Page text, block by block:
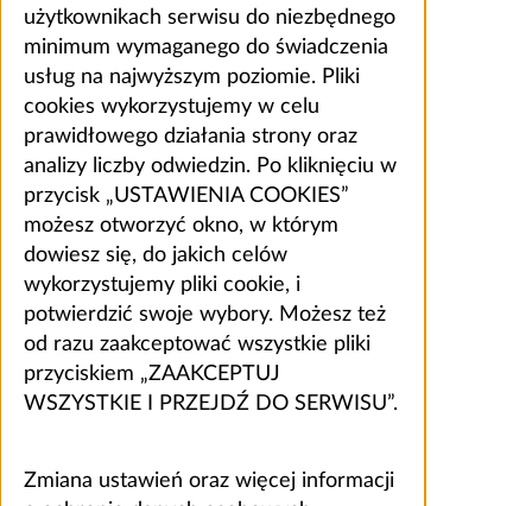
użytkownikach serwisu do niezbędnego
minimum wymaganego do świadczenia
usług na najwyższym poziomie. Pliki
cookies wykorzystujemy w celu
prawidłowego działania strony oraz
analizy liczby odwiedzin. Po kliknięciu w
przycisk „USTAWIENIA COOKIES”
możesz otworzyć okno, w którym
dowiesz się, do jakich celów
wykorzystujemy pliki cookie, i
potwierdzić swoje wybory. Możesz też
od razu zaakceptować wszystkie pliki
przyciskiem „ZAAKCEPTUJ
WSZYSTKIE I PRZEJDŹ DO SERWISU”.
Zmiana ustawień oraz więcej informacji